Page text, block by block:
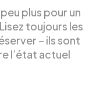
plus pour un
toujours les
– ils sont
l’état actuel